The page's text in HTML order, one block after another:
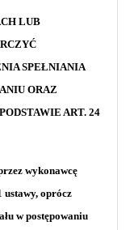
LUB
SPEŁNIANIA
ORAZ
ART. 24
wykonawcę
ustawy, oprócz
w postępowaniu